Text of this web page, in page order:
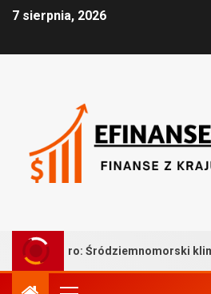
7 sierpnia, 2026
klimat, architektura